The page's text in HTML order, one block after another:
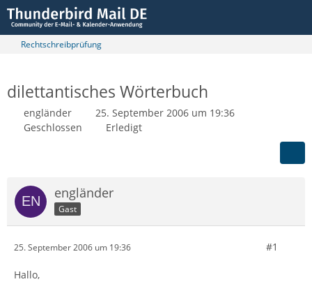
Rechtschreibprüfung
dilettantisches Wörterbuch
engländer
25. September 2006 um 19:36
Geschlossen
Erledigt
engländer
Gast
25. September 2006 um 19:36 #1
Hallo,